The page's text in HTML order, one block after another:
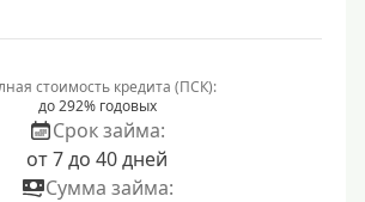
стоимость кредита (ПСК):
до 292% годовых
Срок займа:
от 7 до 40 дней
Сумма займа: